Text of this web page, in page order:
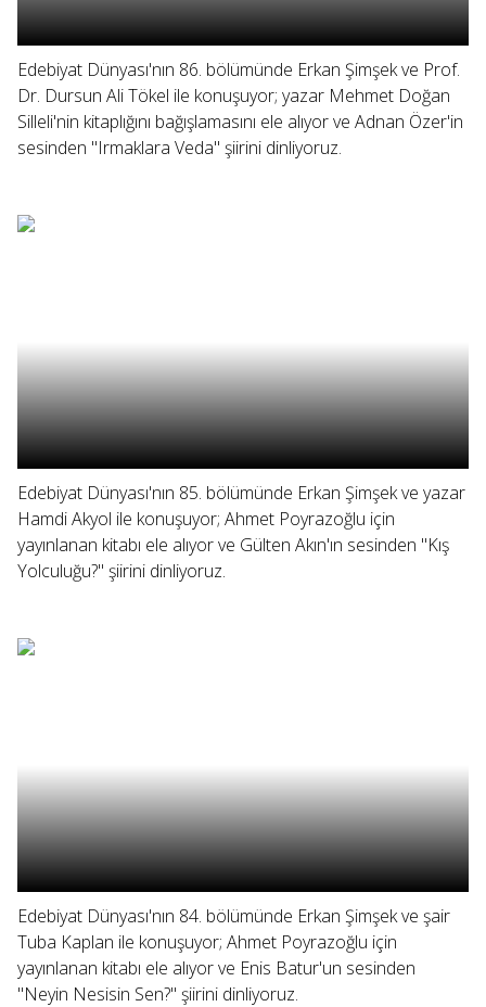
Edebiyat Dünyası'nın 86. bölümünde Erkan Şimşek ve Prof.
Dr. Dursun Ali Tökel ile konuşuyor; yazar Mehmet Doğan
Silleli'nin kitaplığını bağışlamasını ele alıyor ve Adnan Özer'in
sesinden "Irmaklara Veda" şiirini dinliyoruz.
Edebiyat Dünyası'nın 85. bölümünde Erkan Şimşek ve yazar
Hamdi Akyol ile konuşuyor; Ahmet Poyrazoğlu için
yayınlanan kitabı ele alıyor ve Gülten Akın'ın sesinden "Kış
Yolculuğu?" şiirini dinliyoruz.
Edebiyat Dünyası'nın 84. bölümünde Erkan Şimşek ve şair
Tuba Kaplan ile konuşuyor; Ahmet Poyrazoğlu için
yayınlanan kitabı ele alıyor ve Enis Batur'un sesinden
"Neyin Nesisin Sen?" şiirini dinliyoruz.